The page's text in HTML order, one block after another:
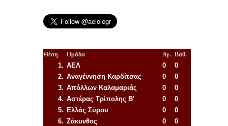
Θέση Ομάδα Αγ. Βαθ.
1. ΑΕΛ 0
0
2. Αναγέννηση Καρδίτσας 0
0
3. Απόλλων Καλαμαριάς 0
0
4. Αστέρας Τρίπολης Β' 0
0
5. Ελλάς Σύρου 0
0
6. Ζάκυνθος 0
0